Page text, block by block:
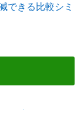
できる比較シミ